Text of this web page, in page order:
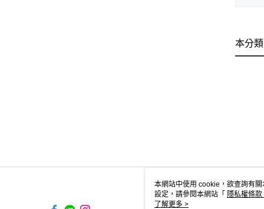
本分
本網站中使用 cookie，欲查詢有
設定，請參閱本網站「 隱私權條款
使用 cookie。
了解更多 >